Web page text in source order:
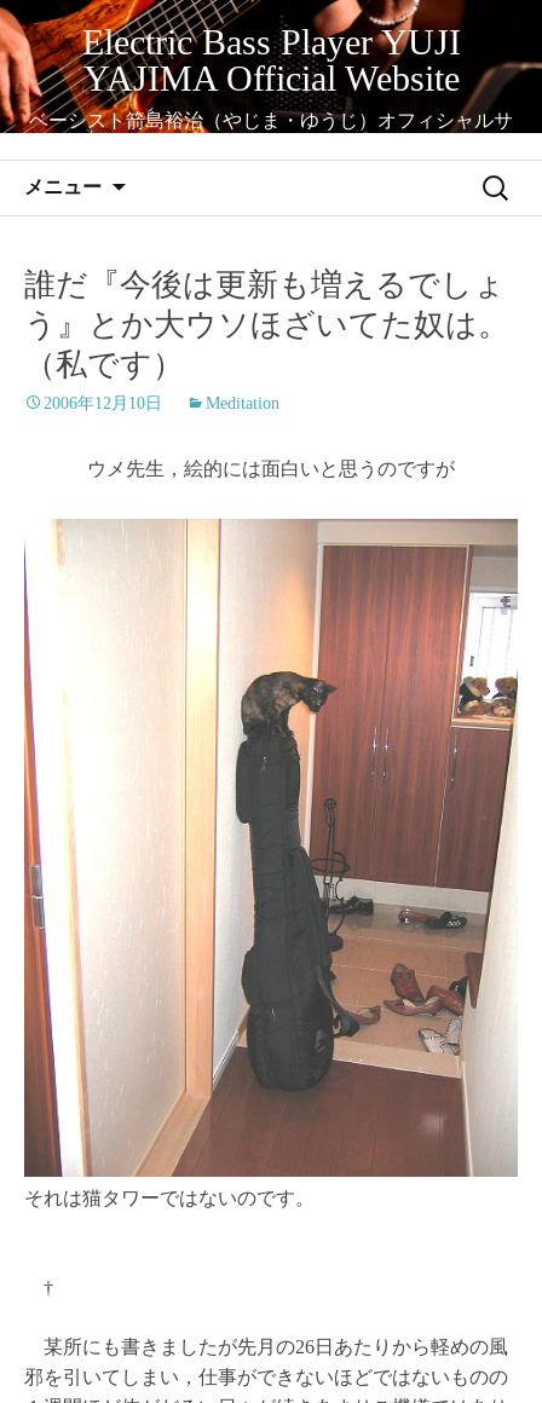
コ
ン
テ
ン
ツ
へ
Electric Bass Player YUJI
YAJIMA Official Website
ベーシスト箭島裕治（やじま・ゆうじ）オフィシャルサ
メニュー
検
誰だ『今後は更新も増えるでしょ
う』とか大ウソほざいてた奴は。
（私です）
2006年12月10日 Meditation
ウメ先生，絵的には面白いと思うのですが
それは猫タワーではないのです。
†
某所にも書きましたが先月の26日あたりから軽めの風
邪を引いてしまい，仕事ができないほどではないものの